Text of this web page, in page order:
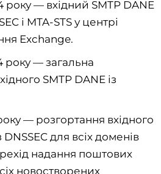
— вхідний SMTP DANE
і MTA-STS у центрі
Exchange.
року — загальна
SMTP DANE із
— розгортання вхідного
DNSSEC для всіх доменів
надання поштових
новостворених